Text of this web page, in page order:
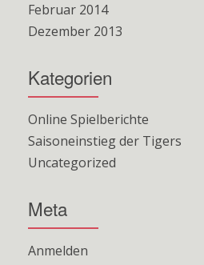
Februar 2014
Dezember 2013
Kategorien
Online Spielberichte
Saisoneinstieg der Tigers
Uncategorized
Meta
Anmelden